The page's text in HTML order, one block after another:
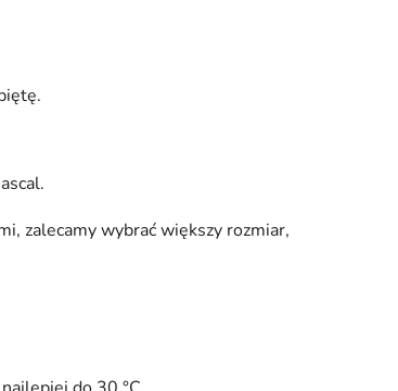
zalecamy wybrać większy rozmiar,